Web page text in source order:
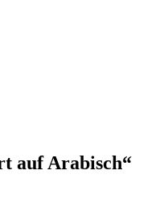
auf Arabisch“